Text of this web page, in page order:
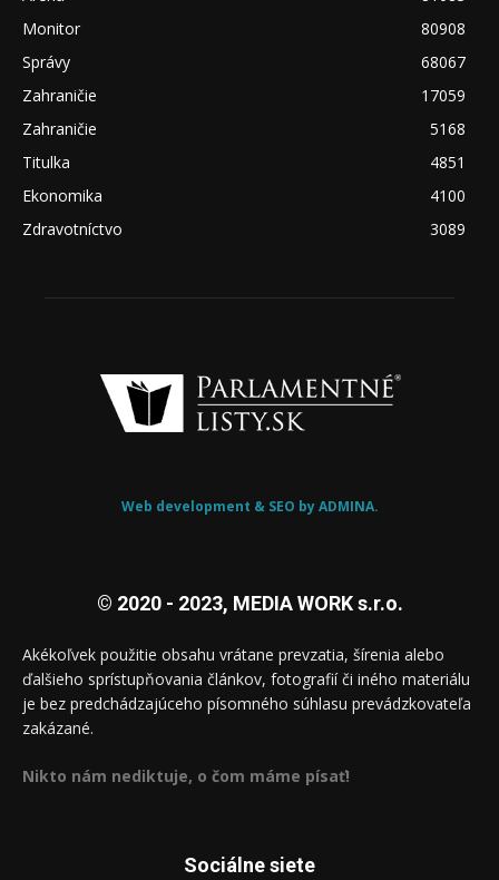
Monitor
80908
Správy
68067
Zahraničie
17059
Zahraničie
5168
Titulka
4851
Ekonomika
4100
Zdravotníctvo
3089
Web development & SEO by ADMINA.
© 2020 - 2023, MEDIA WORK s.r.o.
Akékoľvek použitie obsahu vrátane prevzatia, šírenia alebo
ďalšieho sprístupňovania článkov, fotografií či iného materiálu
je bez predchádzajúceho písomného súhlasu prevádzkovateľa
zakázané.
Nikto nám nediktuje, o čom máme písať!
Sociálne siete